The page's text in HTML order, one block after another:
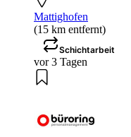
Mattighofen
(15 km entfernt)
Schichtarbeit
vor 3 Tagen